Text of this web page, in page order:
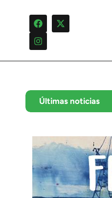
Últimas noticias
una campaña de insultos por